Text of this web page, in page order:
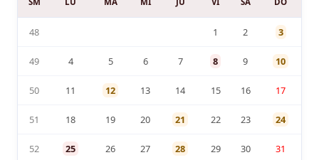
48 1 2 3
49 4 5 6 7 8 9 10
50 11 12 13 14 15 16 17
51 18 19 20 21 22 23 24
52 25 26 27 28 29 30 31